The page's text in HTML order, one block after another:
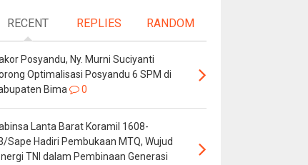
RECENT REPLIES RANDOM
Posyandu, Ny. Murni Suciyanti
Optimalisasi Posyandu 6 SPM di
Bima
0
Lanta Barat Koramil 1608-
Sape Hadiri Pembukaan MTQ, Wujud
TNI dalam Pembinaan Generasi